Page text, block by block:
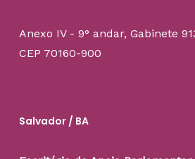
Anexo IV - 9° andar, Gabinete
CEP 70160-900
Salvador / BA